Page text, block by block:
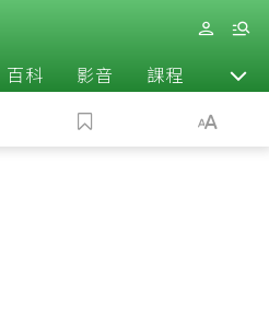
百科 影音 課程 退休